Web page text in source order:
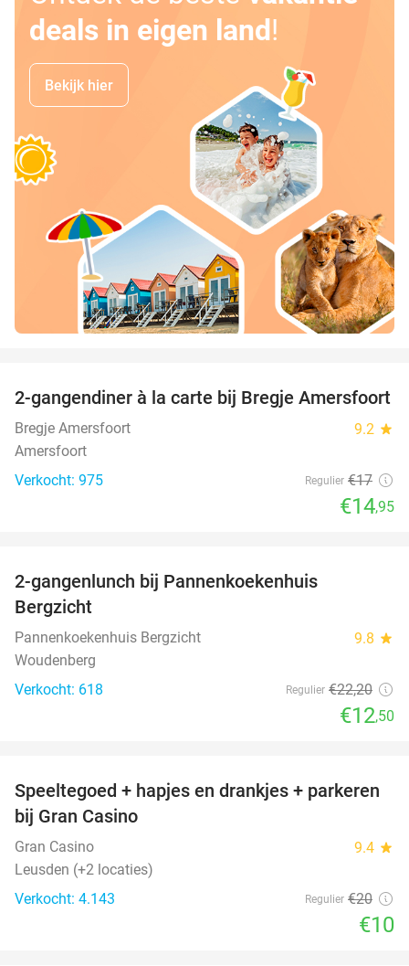
deals in eigen land!
Bekijk hier
12%
2-gangendiner à la carte bij Bregje Amersfoort
Bregje Amersfoort 9.2 star
Amersfoort
Verkocht: 975
Regulier €17
€14,95
2-gangenlunch bij Pannenkoekenhuis
Bergzicht
Pannenkoekenhuis Bergzicht 9.8 star
Woudenberg
Verkocht: 618
Regulier €22,20
€12,50
50%
Speeltegoed + hapjes en drankjes + parkeren
bij Gran Casino
Gran Casino 9.4 star
Leusden (+2 locaties)
Verkocht: 4.143
Regulier €20
€10